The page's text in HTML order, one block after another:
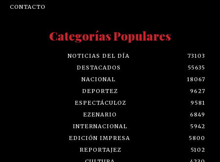
CONTACTO
Categorías Populares
NOTICIAS DEL DÍA
73103
DESTACADOS
55635
NACIONAL
18067
DEPORTEZ
9627
ESPECTÁCULOZ
9581
EZENARIO
6849
INTERNACIONAL
5942
EDICIÓN IMPRESA
5800
REPORTAJEZ
5102